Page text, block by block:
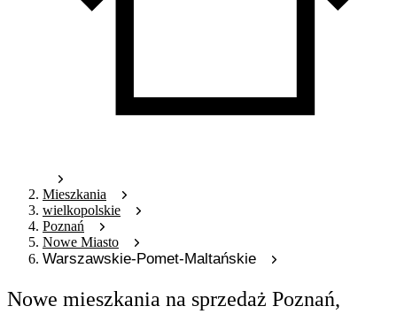
Mieszkania
wielkopolskie
Poznań
Nowe Miasto
Warszawskie-Pomet-Maltańskie
Nowe mieszkania na sprzedaż Poznań,